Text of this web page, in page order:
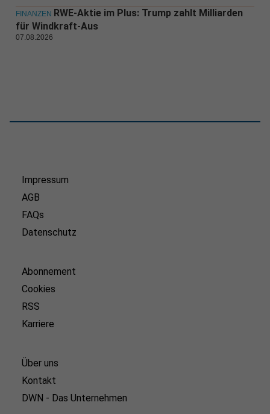
FINANZEN RWE-Aktie im Plus: Trump zahlt Milliarden
für Windkraft-Aus
07.08.2026
Impressum
AGB
FAQs
Datenschutz
Abonnement
Cookies
RSS
Karriere
Über uns
Kontakt
DWN - Das Unternehmen